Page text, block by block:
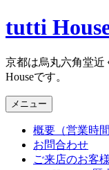
コ
ン
ン
ツ
へ
ス
tutti
京都は烏丸六角堂
Houseです。
メニュー
概要（営業時
お問合わせ
ご来店のお客